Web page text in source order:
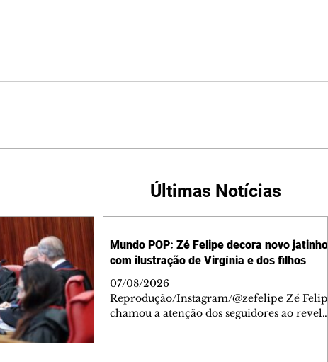
Últimas Notícias
Mundo POP: Zé Felipe decora novo jatinho
com ilustração de Virgínia e dos filhos
07/08/2026
Reprodução/Instagram/@zefelipe Zé Felipe
chamou a atenção dos seguidores ao revelar